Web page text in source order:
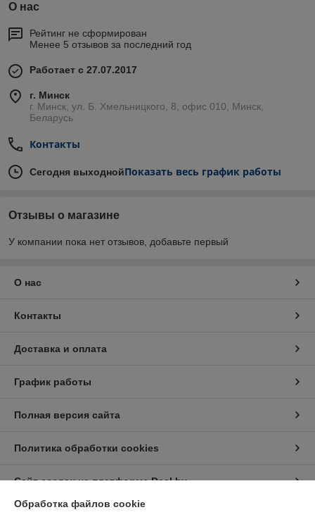
О нас
Рейтинг не сформирован
Менее 5 отзывов за последний год
Работает с 27.07.2017
г. Минск
г. Минск, ул. Б. Хмельницкого, 8, офис 010, Минск,
Беларусь
Контакты
Сегодня выходнойПоказать весь график работы
Отзывы о магазине
У компании пока нет отзывов, добавьте первый
О нас
Контакты
Доставка и оплата
График работы
Полная версия сайта
Политика обработки cookies
Сайт создан на платформе Deal.by
Обработка файлов cookie